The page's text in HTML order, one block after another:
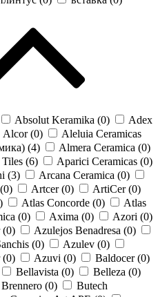
Absolut Keramika (0)
Adex
Alcor (0)
Aleluia Ceramicas
(4) Almera Ceramica (0)
(6) Aparici Ceramicas (0)
(3) Arcana Ceramica (0)
0) Artcer (0) ArtiCer (0)
) Atlas Concorde (0)
Atlas
(0) Axima (0) Azori (0)
(0) Azulejos Benadresa (0)
(0) Azulev (0)
(0) Azuvi (0) Baldocer (0)
Bellavista (0) Belleza (0)
Brennero (0)
Butech